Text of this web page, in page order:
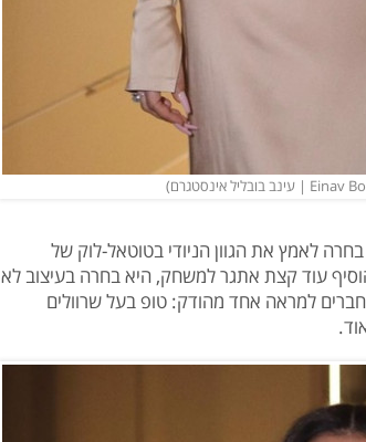
לאמץ את הגוון הניודי בטוטאל-לוק של
עוד קצת אתגר למשחק, היא בחרה בעיצוב לא
למראה אחד מהודק: טופ בעל שרוולים